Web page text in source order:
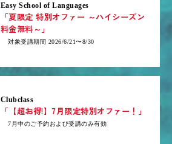
Easy School of Languages
「夏限定 特別オファー ～ハイシーズン
料金無料～」
対象受講期間 2026/6/21〜8/30
Clubclass
「【超お得!】7月限定特別オファー！」
7月中のご予約および受講のみ有効